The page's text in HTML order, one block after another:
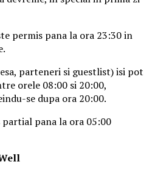
permis pana la ora 23:30 in
parteneri si guestlist) isi pot
orele 08:00 si 20:00,
se dupa ora 20:00.
partial pana la ora 05:00